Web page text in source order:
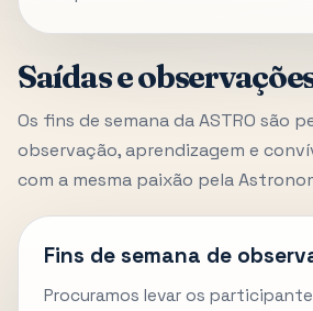
Saídas e
Os fins de semana da ASTRO são
observação, aprendizagem e
com a mesma paixão pela
Fins de semana de
Procuramos levar os